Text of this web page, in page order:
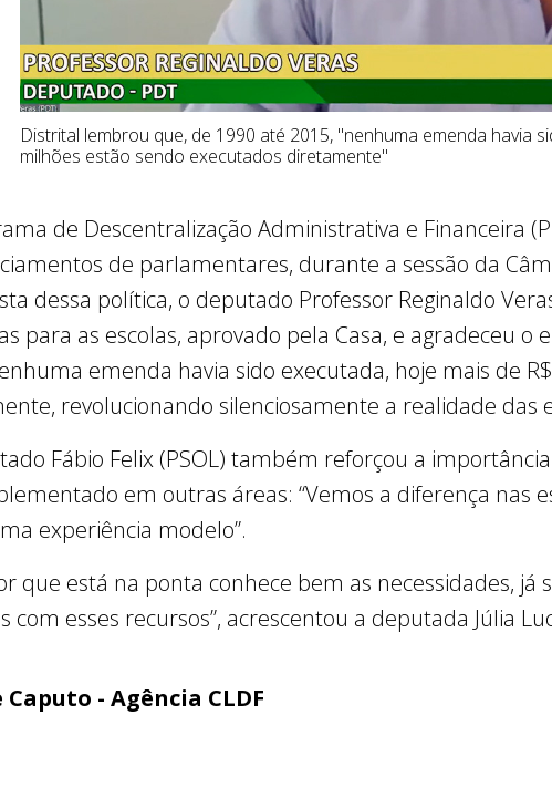
Distrital lembrou que, de 1990 até 2015, "nenhuma emenda havia
milhões estão sendo executados diretamente"
de Descentralização Administrativa e Financeira
de parlamentares, durante a sessão da
dessa política, o deputado Professor Reginaldo
para as escolas, aprovado pela Casa, e agradeceu o
emenda havia sido executada, hoje mais de
revolucionando silenciosamente a realidade das
Fábio Felix (PSOL) também reforçou a
em outras áreas: “Vemos a diferença nas
experiência modelo”.
que está na ponta conhece bem as necessidades,
com esses recursos”, acrescentou a deputada Júlia
Caputo - Agência CLDF